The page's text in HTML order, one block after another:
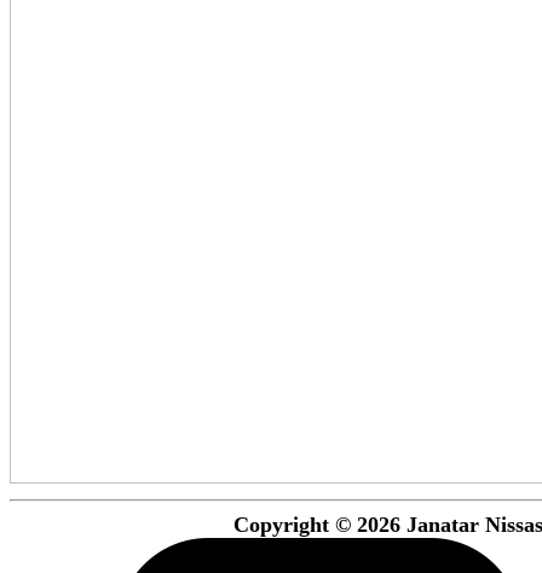
Copyright © 2026 Janatar